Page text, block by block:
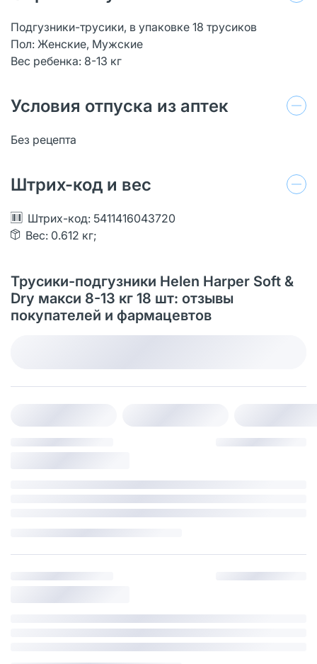
Подгузники-трусики, в упаковке 18 трусиков
Пол: Женские, Мужские
Вес ребенка: 8-13 кг
Условия отпуска из аптек
Без рецепта
Штрих-код и вес
Штрих-код: 5411416043720
Вес: 0.612 кг;
Трусики-подгузники Helen Harper Soft &
Dry макси 8-13 кг 18 шт: отзывы
покупателей и фармацевтов